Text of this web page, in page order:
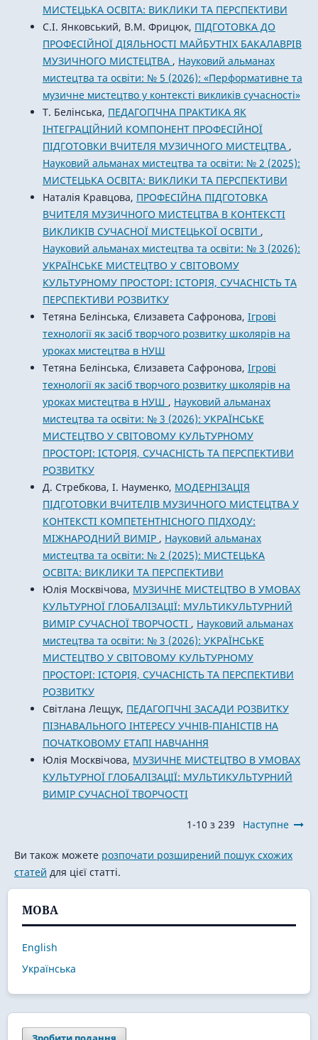
МИСТЕЦЬКА ОСВІТА: ВИКЛИКИ ТА ПЕРСПЕКТИВИ
С.І. Янковський, В.М. Фрицюк, ПІДГОТОВКА ДО
ПРОФЕСІЙНОЇ ДІЯЛЬНОСТІ МАЙБУТНІХ БАКАЛАВРІВ
МУЗИЧНОГО МИСТЕЦТВА , Науковий альманах
мистецтва та освіти: № 5 (2026): «Перформативне та
музичне мистецтво у контексті викликів сучасності»
Т. Белінська, ПЕДАГОГІЧНА ПРАКТИКА ЯК
ІНТЕГРАЦІЙНИЙ КОМПОНЕНТ ПРОФЕСІЙНОЇ
ПІДГОТОВКИ ВЧИТЕЛЯ МУЗИЧНОГО МИСТЕЦТВА ,
Науковий альманах мистецтва та освіти: № 2 (2025):
МИСТЕЦЬКА ОСВІТА: ВИКЛИКИ ТА ПЕРСПЕКТИВИ
Наталія Кравцова, ПРОФЕСІЙНА ПІДГОТОВКА
ВЧИТЕЛЯ МУЗИЧНОГО МИСТЕЦТВА В КОНТЕКСТІ
ВИКЛИКІВ СУЧАСНОЇ МИСТЕЦЬКОЇ ОСВІТИ ,
Науковий альманах мистецтва та освіти: № 3 (2026):
УКРАЇНСЬКЕ МИСТЕЦТВО У СВІТОВОМУ
КУЛЬТУРНОМУ ПРОСТОРІ: ІСТОРІЯ, СУЧАСНІСТЬ ТА
ПЕРСПЕКТИВИ РОЗВИТКУ
Тетяна Белінська, Єлизавета Сафронова, Ігрові
технології як засіб творчого розвитку школярів на
уроках мистецтва в НУШ
Тетяна Белінська, Єлизавета Сафронова, Ігрові
технології як засіб творчого розвитку школярів на
уроках мистецтва в НУШ , Науковий альманах
мистецтва та освіти: № 3 (2026): УКРАЇНСЬКЕ
МИСТЕЦТВО У СВІТОВОМУ КУЛЬТУРНОМУ
ПРОСТОРІ: ІСТОРІЯ, СУЧАСНІСТЬ ТА ПЕРСПЕКТИВИ
РОЗВИТКУ
Д. Стребкова, І. Науменко, МОДЕРНІЗАЦІЯ
ПІДГОТОВКИ ВЧИТЕЛІВ МУЗИЧНОГО МИСТЕЦТВА У
КОНТЕКСТІ КОМПЕТЕНТНІСНОГО ПІДХОДУ:
МІЖНАРОДНИЙ ВИМІР , Науковий альманах
мистецтва та освіти: № 2 (2025): МИСТЕЦЬКА
ОСВІТА: ВИКЛИКИ ТА ПЕРСПЕКТИВИ
Юлія Москвічова, МУЗИЧНЕ МИСТЕЦТВО В УМОВАХ
КУЛЬТУРНОЇ ГЛОБАЛІЗАЦІЇ: МУЛЬТИКУЛЬТУРНИЙ
ВИМІР СУЧАСНОЇ ТВОРЧОСТІ , Науковий альманах
мистецтва та освіти: № 3 (2026): УКРАЇНСЬКЕ
МИСТЕЦТВО У СВІТОВОМУ КУЛЬТУРНОМУ
ПРОСТОРІ: ІСТОРІЯ, СУЧАСНІСТЬ ТА ПЕРСПЕКТИВИ
РОЗВИТКУ
Світлана Лещук, ПЕДАГОГІЧНІ ЗАСАДИ РОЗВИТКУ
ПІЗНАВАЛЬНОГО ІНТЕРЕСУ УЧНІВ-ПІАНІСТІВ НА
ПОЧАТКОВОМУ ЕТАПІ НАВЧАННЯ
Юлія Москвічова, МУЗИЧНЕ МИСТЕЦТВО В УМОВАХ
КУЛЬТУРНОЇ ГЛОБАЛІЗАЦІЇ: МУЛЬТИКУЛЬТУРНИЙ
ВИМІР СУЧАСНОЇ ТВОРЧОСТІ
1-10 з 239 Наступне
Ви також можете розпочати розширений пошук схожих
статей для цієї статті.
МОВА
English
Українська